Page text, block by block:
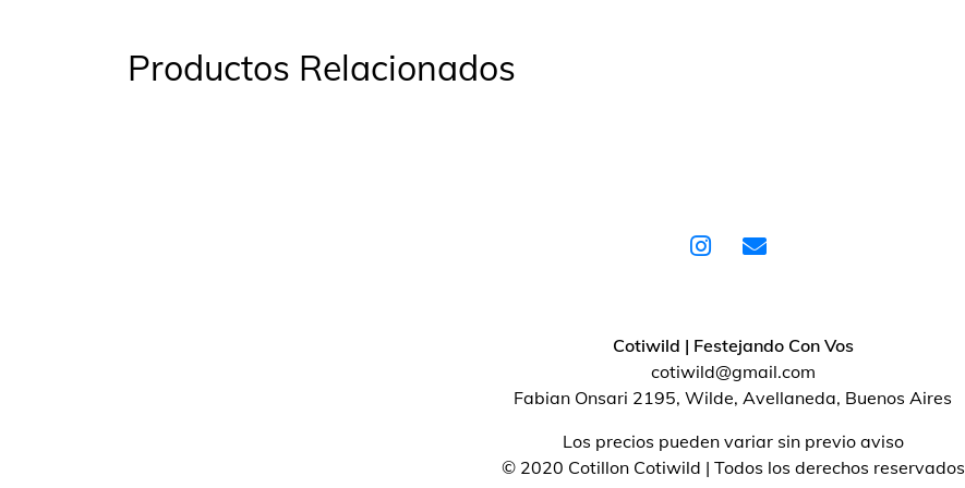
Productos Relacionados
Cotiwild | Festejando Con Vos
cotiwild@gmail.com
Fabian Onsari 2195, Wilde, Avellaneda, Buenos Aires
Los precios pueden variar sin previo aviso
© 2020 Cotillon Cotiwild | Todos los derechos reservados